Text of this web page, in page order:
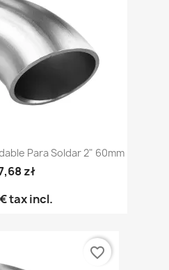
Para Soldar 2" 60mm
zł
tax incl.
favorite_border